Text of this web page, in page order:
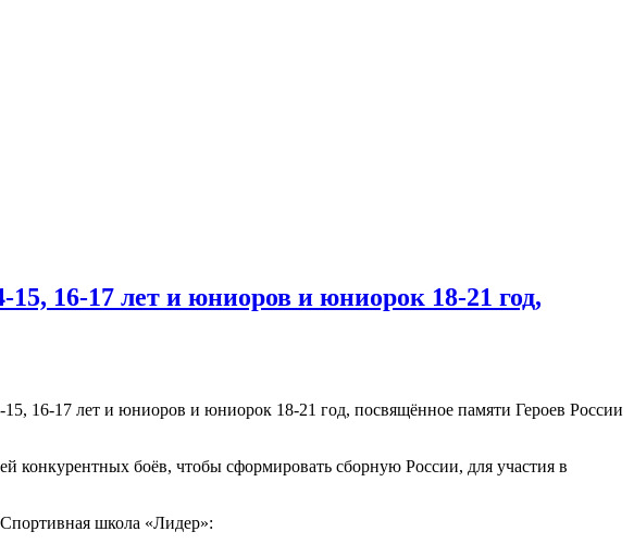
16-17 лет и юниоров и юниорок 18-21 год,
16-17 лет и юниоров и юниорок 18-21 год, посвящённое памяти Героев России
конкурентных боёв, чтобы сформировать сборную России, для участия в
школа «Лидер»: